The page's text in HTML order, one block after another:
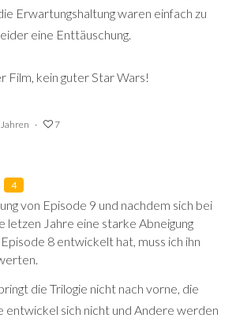
Erwartungshaltung waren einfach zu
eine Enttäuschung.
Film, kein guter Star Wars!
7
4
von Episode 9 und nachdem sich bei
letzen Jahre eine starke Abneigung
8 entwickelt hat, muss ich ihn
die Trilogie nicht nach vorne, die
entwickel sich nicht und Andere werden